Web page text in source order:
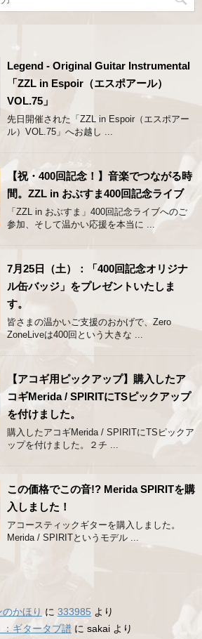
Legend - Original Guitar Instrumental
「ZZL in Espoir（エスポアール）
VOL.75」
先日開催された「ZZL in Espoir（エスポアー
ル）VOL.75」へお越し ...
【祝・400回記念！】音楽でつながる時
間。ZZL in おぶすま400回記念ライブ
「ZZL in おぶすま」400回記念ライブへのご
参加、そして温かい応援を本当に ...
7月25日（土）：「400回記念オリジナ
ル缶バッジ」をプレゼントいたしま
す。
皆さまの温かいご支援のおかげで、Zero
ZoneLiveは400回という大きな ...
【アコギ用ピックアップ】購入したア
コギMerida / SPIRITにTSピックアップ
を付けました。
購入したアコギMerida / SPIRITにTSピックア
ップを付けました。２チ ...
この価格でこの音!? Merida SPIRITを購
入しました！
アコースティックギターを購入しました。
Merida / SPIRITというモデル ...
のかほり に 333985 より
ギタータブ譜 に sakai より